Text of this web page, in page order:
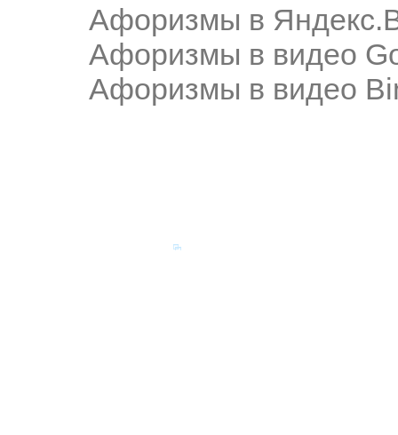
Афоризмы в
Афоризмы в видео
Афоризмы в видео